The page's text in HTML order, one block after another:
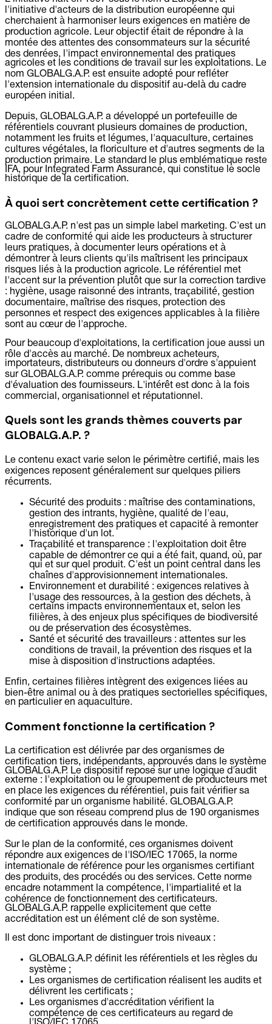
l'initiative d'acteurs de la distribution européenne qui
cherchaient à harmoniser leurs exigences en matière de
production agricole. Leur objectif était de répondre à la
montée des attentes des consommateurs sur la sécurité
des denrées, l'impact environnemental des pratiques
agricoles et les conditions de travail sur les exploitations. Le
nom GLOBALG.A.P. est ensuite adopté pour refléter
l'extension internationale du dispositif au-delà du cadre
européen initial.
Depuis, GLOBALG.A.P. a développé un portefeuille de
référentiels couvrant plusieurs domaines de production,
notamment les fruits et légumes, l'aquaculture, certaines
cultures végétales, la floriculture et d'autres segments de la
production primaire. Le standard le plus emblématique reste
IFA, pour Integrated Farm Assurance, qui constitue le socle
historique de la certification.
À quoi sert concrètement cette certification ?
GLOBALG.A.P. n'est pas un simple label marketing. C'est un
cadre de conformité qui aide les producteurs à structurer
leurs pratiques, à documenter leurs opérations et à
démontrer à leurs clients qu'ils maîtrisent les principaux
risques liés à la production agricole. Le référentiel met
l'accent sur la prévention plutôt que sur la correction tardive
: hygiène, usage raisonné des intrants, traçabilité, gestion
documentaire, maîtrise des risques, protection des
personnes et respect des exigences applicables à la filière
sont au cœur de l'approche.
Pour beaucoup d'exploitations, la certification joue aussi un
rôle d'accès au marché. De nombreux acheteurs,
importateurs, distributeurs ou donneurs d'ordre s'appuient
sur GLOBALG.A.P. comme prérequis ou comme base
d'évaluation des fournisseurs. L'intérêt est donc à la fois
commercial, organisationnel et réputationnel.
Quels sont les grands thèmes couverts par
GLOBALG.A.P. ?
Le contenu exact varie selon le périmètre certifié, mais les
exigences reposent généralement sur quelques piliers
récurrents.
Sécurité des produits : maîtrise des contaminations,
gestion des intrants, hygiène, qualité de l'eau,
enregistrement des pratiques et capacité à remonter
l'historique d'un lot.
Traçabilité et transparence : l'exploitation doit être
capable de démontrer ce qui a été fait, quand, où, par
qui et sur quel produit. C'est un point central dans les
chaînes d'approvisionnement internationales.
Environnement et durabilité : exigences relatives à
l'usage des ressources, à la gestion des déchets, à
certains impacts environnementaux et, selon les
filières, à des enjeux plus spécifiques de biodiversité
ou de préservation des écosystèmes.
Santé et sécurité des travailleurs : attentes sur les
conditions de travail, la prévention des risques et la
mise à disposition d'instructions adaptées.
Enfin, certaines filières intègrent des exigences liées au
bien-être animal ou à des pratiques sectorielles spécifiques,
en particulier en aquaculture.
Comment fonctionne la certification ?
La certification est délivrée par des organismes de
certification tiers, indépendants, approuvés dans le système
GLOBALG.A.P. Le dispositif repose sur une logique d'audit
externe : l'exploitation ou le groupement de producteurs met
en place les exigences du référentiel, puis fait vérifier sa
conformité par un organisme habilité. GLOBALG.A.P.
indique que son réseau comprend plus de 190 organismes
de certification approuvés dans le monde.
Sur le plan de la conformité, ces organismes doivent
répondre aux exigences de l'ISO/IEC 17065, la norme
internationale de référence pour les organismes certifiant
des produits, des procédés ou des services. Cette norme
encadre notamment la compétence, l'impartialité et la
cohérence de fonctionnement des certificateurs.
GLOBALG.A.P. rappelle explicitement que cette
accréditation est un élément clé de son système.
Il est donc important de distinguer trois niveaux :
GLOBALG.A.P. définit les référentiels et les règles du
système ;
Les organismes de certification réalisent les audits et
délivrent les certificats ;
Les organismes d'accréditation vérifient la
compétence de ces certificateurs au regard de